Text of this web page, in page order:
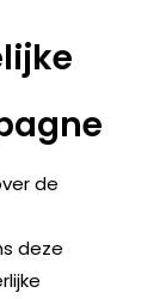
de
deze